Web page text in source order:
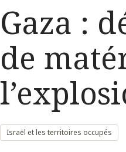
Gaza :
de
Israël et les territoires occupés